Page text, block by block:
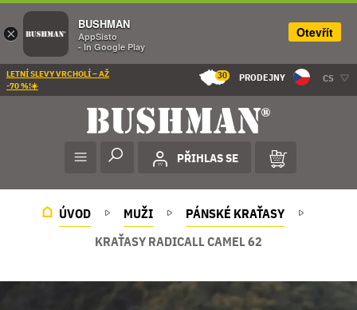
LETNÍ SLEVY VRCHOLÍ – AŽ
-70 %!☀️
30 PRODEJNY CS
PŘIHLAS SE
ÚVOD MUŽI
PÁNSKÉ KRAŤASY
KRAŤASY RADICALL CAMEL 62
×
BUSHMAN
AppSisto
- In Google Play
Otevřít